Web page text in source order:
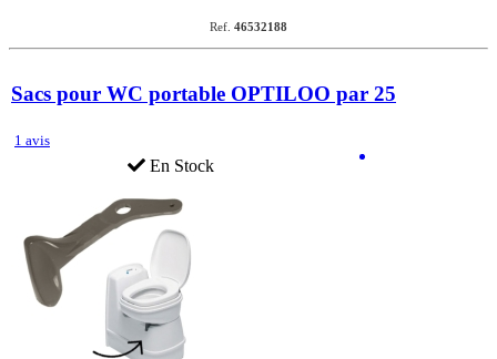
Ref. 46532188
Sacs pour WC portable OPTILOO par 25
1 avis
En Stock